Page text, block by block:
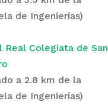
de Ingenierías)
Real Colegiata de San
a 2.8 km de la
de Ingenierías)